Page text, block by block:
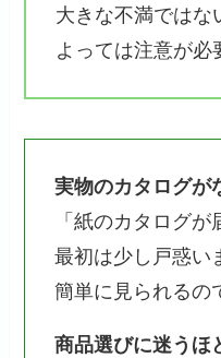
大きな不満ではな
よっては注意が必
実物のカタログが
「紙のカタログが
最初は少し戸惑い
簡単に見られるの
商品選びに迷うほ